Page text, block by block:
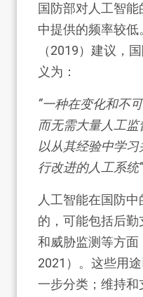
国防部对人工智
中提供的频率较
（2019）建议，
义为：
“一种在变化和不
而无需大量人工
以从其经验中学
行改进的人工系统
人工智能在国防
的，可能包括后勤
和威胁监测等方面
2021）。这些用
一步分类；维持和